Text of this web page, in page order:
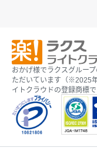
おかげ様でラクスグルー
ただいています（※2025
イトクラウドの登録商標で